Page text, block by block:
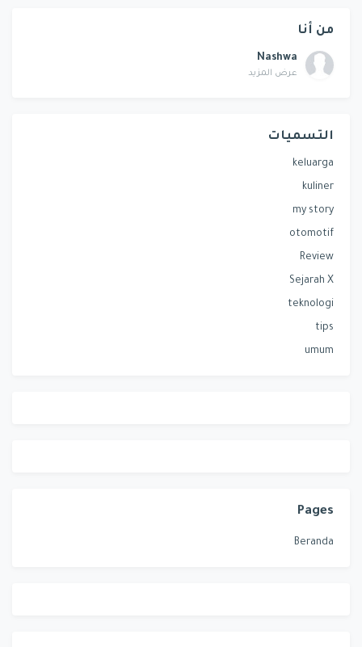
من أنا
Nashwa
عرض المزيد
التسميات
keluarga
kuliner
my story
otomotif
Review
Sejarah X
teknologi
tips
umum
Pages
Beranda